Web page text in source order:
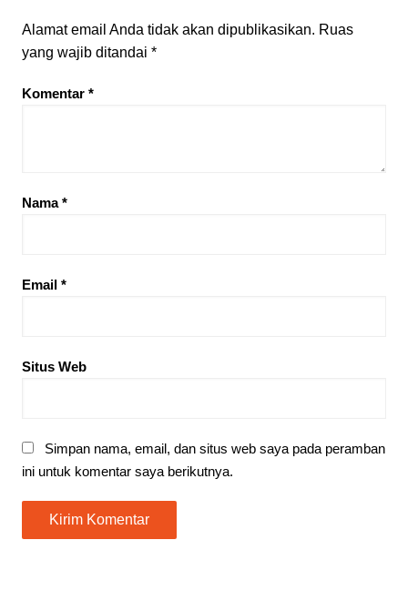
Alamat email Anda tidak akan dipublikasikan. Ruas
yang wajib ditandai *
Komentar *
Nama*
Email *
Situs Web
Simpan nama, email, dan situs web saya pada peramban
ini untuk komentar saya berikutnya.